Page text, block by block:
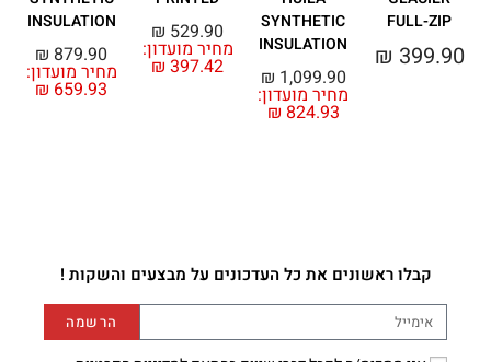
FULL-ZIP
₪ 399.90
SYNTHETIC
INSULATION
מחיר מועדון:
₪ 824.93
₪ 1,099.90
מחיר מועדון:
₪ 397.42
₪ 529.90
INSULATION
מחיר מועדון:
₪ 659.93
₪ 879.90
קבלו ראשונים את כל העדכונים על מבצעים והשקות !
הרשמה